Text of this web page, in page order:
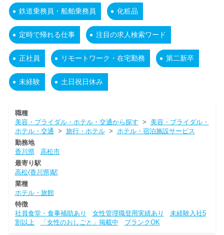
鉄道乗務員・船舶乗務員 化粧品
定時で帰れる仕事 注目の求人検索ワード
正社員 リモートワーク・在宅勤務 第二新卒
未経験 土日祝日休み
職種
美容・ブライダル・ホテル・交通から探す > 美容・ブライダル・
ホテル・交通 > 旅行・ホテル> ホテル・宿泊施設サービス
勤務地
香川県
高松市
最寄り駅
高松(香川県)駅
業種
ホテル・旅館
特徴
社員食堂・食事補助あり
女性管理職登用実績あり
未経験入社5
割以上
「女性のおしごと」掲載中 ブランクOK